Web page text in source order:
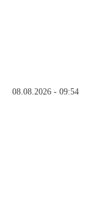
08.08.2026 - 09:54